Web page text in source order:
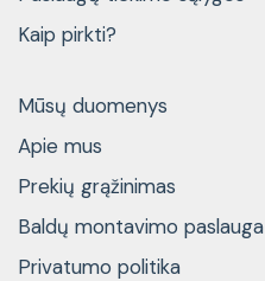
Kaip pirkti?
Mūsų duomenys
Apie mus
Prekių grąžinimas
Baldų montavimo paslauga
Privatumo politika